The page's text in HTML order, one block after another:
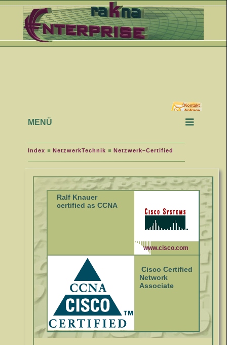
MENÜ
Index NetzwerkTechnik Netzwerk–Certified
Ralf Knauer
certified as CCNA
www.cisco.com
Cisco Certified
Network
Associate